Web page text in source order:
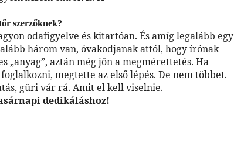
szerzőknek?
odafigyelve és kitartóan. És amíg legalább egy
három van, óvakodjanak attól, hogy írónak
„anyag”, aztán még jön a megmérettetés. Ha
megtette az első lépés. De nem többet.
güri vár rá. Amit el kell viselnie.
dedikáláshoz!